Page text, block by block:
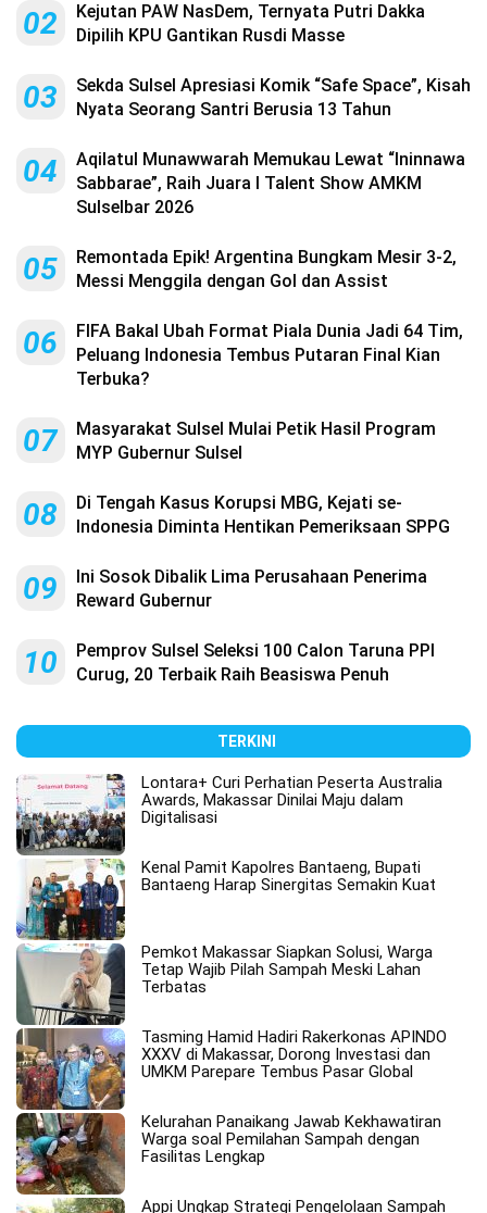
02
Kejutan PAW NasDem, Ternyata Putri Dakka
Dipilih KPU Gantikan Rusdi Masse
03
Sekda Sulsel Apresiasi Komik “Safe Space”, Kisah
Nyata Seorang Santri Berusia 13 Tahun
04
Aqilatul Munawwarah Memukau Lewat “Ininnawa
Sabbarae”, Raih Juara I Talent Show AMKM
Sulselbar 2026
05
Remontada Epik! Argentina Bungkam Mesir 3-2,
Messi Menggila dengan Gol dan Assist
06
FIFA Bakal Ubah Format Piala Dunia Jadi 64 Tim,
Peluang Indonesia Tembus Putaran Final Kian
Terbuka?
07
Masyarakat Sulsel Mulai Petik Hasil Program
MYP Gubernur Sulsel
08
Di Tengah Kasus Korupsi MBG, Kejati se-
Indonesia Diminta Hentikan Pemeriksaan SPPG
09
Ini Sosok Dibalik Lima Perusahaan Penerima
Reward Gubernur
10
Pemprov Sulsel Seleksi 100 Calon Taruna PPI
Curug, 20 Terbaik Raih Beasiswa Penuh
TERKINI
Lontara+ Curi Perhatian Peserta Australia
Awards, Makassar Dinilai Maju dalam
Digitalisasi
Kenal Pamit Kapolres Bantaeng, Bupati
Bantaeng Harap Sinergitas Semakin Kuat
Pemkot Makassar Siapkan Solusi, Warga
Tetap Wajib Pilah Sampah Meski Lahan
Terbatas
Tasming Hamid Hadiri Rakerkonas APINDO
XXXV di Makassar, Dorong Investasi dan
UMKM Parepare Tembus Pasar Global
Kelurahan Panaikang Jawab Kekhawatiran
Warga soal Pemilahan Sampah dengan
Fasilitas Lengkap
Appi Ungkap Strategi Pengelolaan Sampah